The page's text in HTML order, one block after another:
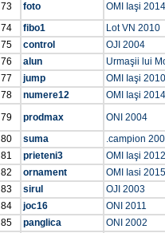
73 foto
OMI Iaşi 2014
74
fibo1
Lot VN 2010
75
control
OJI 2004
76
alun
Urmaşii lui
77
jump
OMI Iaşi 2010
78
numere12
OMI Iaşi 2014
79
prodmax
ONI 2004
80
suma
.campion
81
prieteni3
OMI Iaşi 2012
82
ornament
OMI Iasi 2015
83
sirul
OJI 2003
84
joc16
ONI 2011
85
panglica
ONI 2002